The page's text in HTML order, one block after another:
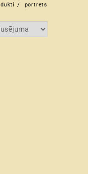
portrets